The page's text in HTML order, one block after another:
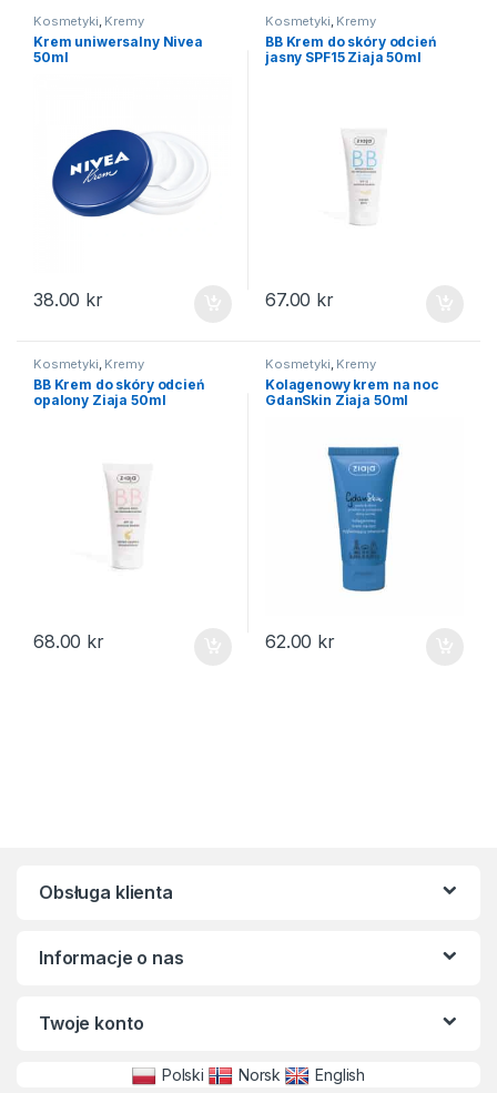
Kosmetyki, Kremy
Krem uniwersalny Nivea
50ml
38.00 kr
Kosmetyki, Kremy
BB Krem do skóry odcień
jasny SPF15 Ziaja 50ml
67.00 kr
Kosmetyki, Kremy
BB Krem do skóry odcień
opalony Ziaja 50ml
68.00 kr
Kosmetyki, Kremy
Kolagenowy krem na noc
GdanSkin Ziaja 50ml
62.00 kr
Obsługa klienta
Informacje o nas
Twoje konto
Polski Norsk English